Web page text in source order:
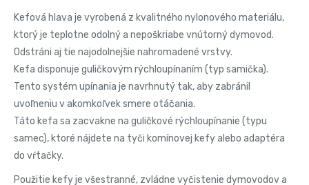
Kefová hlava je vyrobená z kvalitného nylonového materiálu,
ktorý je teplotne odolný a nepoškriabe vnútorný dymovod.
Odstráni aj tie najodolnejšie nahromadené vrstvy.
Kefa disponuje guličkovým rýchloupínaním (typ samička).
Tento systém upínania je navrhnutý tak, aby zabránil
uvoľneniu v akomkoľvek smere otáčania.
Táto kefa sa zacvakne na guličkové rýchloupínanie (typu
samec), ktoré nájdete na tyči komínovej kefy alebo adaptéra
do vŕtačky.
Použitie kefy je všestranné, zvládne vyčistenie dymovodov a